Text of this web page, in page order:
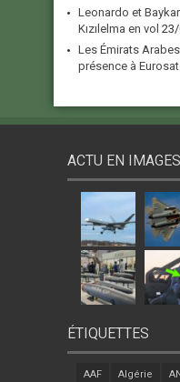
Leonardo et
Kızılelma en vol
Les Émirats
présence à
ACTU EN IMAGES
ÉTIQUETTES
AAF Algérie